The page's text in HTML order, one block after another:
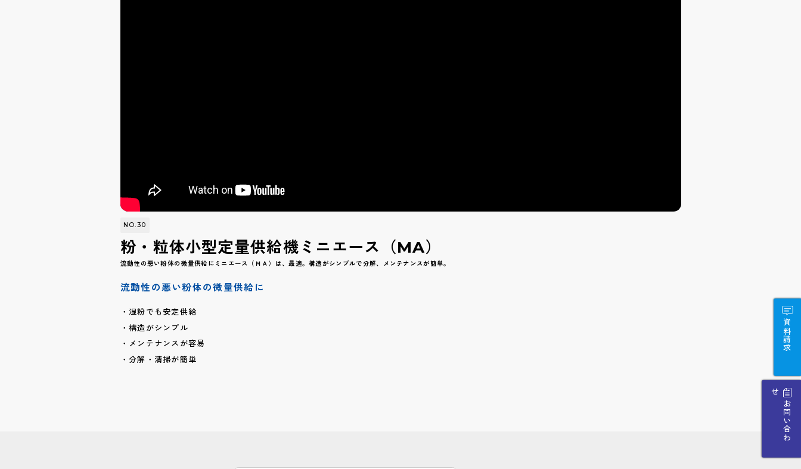
資料請求
お
問
い
合
わ
せ
NO.30
粉・粒体小型定量供給機ミニエース（MA）
流動性の悪い粉体の微量供給にミニエース（ＭＡ）は、最適。構造がシンプルで分解、メンテナンスが簡単。
流動性の悪い粉体の微量供給に
湿粉でも安定供給
構造がシンプル
メンテナンスが容易
分解・清掃が簡単